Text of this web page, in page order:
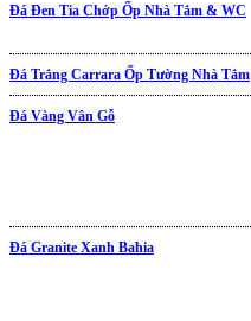
Đá Đen Tia Chớp Ốp Nhà Tắm & WC
Được xếp hạng
Đá Trắng Carrara Ốp Tường Nhà Tắm
Đá Vàng Vân Gỗ
Đá Granite Xanh Bahia